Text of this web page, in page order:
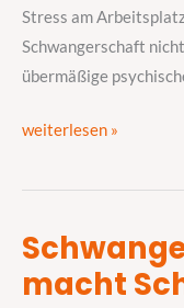
Stress am
Schwangerschaft
übermäßige
der
Schwangerschaft
zu
weiterlesen »
macht
Schwangerschaft
–